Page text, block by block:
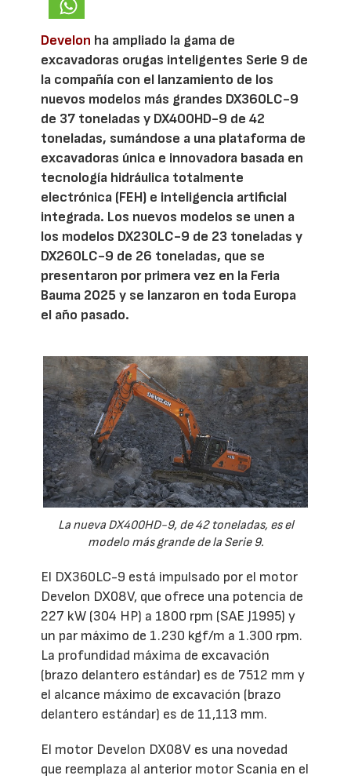
Develon ha ampliado la gama de
excavadoras orugas inteligentes Serie 9 de
la compañía con el lanzamiento de los
nuevos modelos más grandes DX360LC-9
de 37 toneladas y DX400HD-9 de 42
toneladas, sumándose a una plataforma de
excavadoras única e innovadora basada en
tecnología hidráulica totalmente
electrónica (FEH) e inteligencia artificial
integrada. Los nuevos modelos se unen a
los modelos DX230LC-9 de 23 toneladas y
DX260LC-9 de 26 toneladas, que se
presentaron por primera vez en la Feria
Bauma 2025 y se lanzaron en toda Europa
el año pasado.
La nueva DX400HD-9, de 42 toneladas, es el
modelo más grande de la Serie 9.
El DX360LC-9 está impulsado por el motor
Develon DX08V, que ofrece una potencia de
227 kW (304 HP) a 1800 rpm (SAE J1995) y
un par máximo de 1.230 kgf/m a 1.300 rpm.
La profundidad máxima de excavación
(brazo delantero estándar) es de 7512 mm y
el alcance máximo de excavación (brazo
delantero estándar) es de 11,113 mm.
El motor Develon DX08V es una novedad
que reemplaza al anterior motor Scania en el